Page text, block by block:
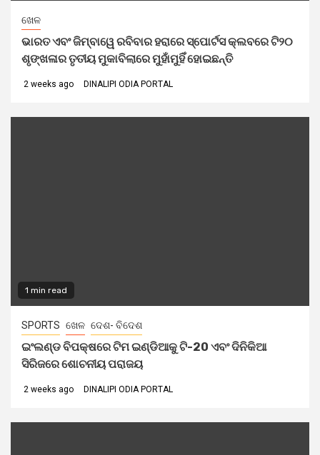
ଖେଳ
ଭାରତ ଏବଂ ଜିମ୍ବାୱେ ରବିବାର ହରାରେ ସ୍ପୋର୍ଟସ କ୍ଲବରେ ଟି୨୦
ଶୃଙ୍ଖଳାର ତୃତୀୟ ମୁକାବିଲାରେ ମୁହାଁମୁହିଁ ହୋଇଛନ୍ତି
2 weeks ago DINALIPI ODIA PORTAL
1 min read
SPORTS ଖେଳ ଦେଶ- ବିଦେଶ
ଇଂଲଣ୍ଡ ବିପକ୍ଷରେ ଟିମ ଇଣ୍ଡିଆକୁ ଟି-20 ଏବଂ ଦିନିକିଆ
ସିରିଜରେ ଶୋଚନୀୟ ପରାଜୟ
2 weeks ago DINALIPI ODIA PORTAL